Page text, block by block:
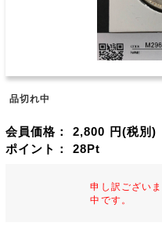
品切れ中
会員価格： 2,800 円(税別)
ポイント： 28Pt
申し訳ござい
中です。